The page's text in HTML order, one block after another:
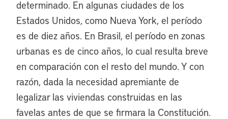
determinado. En algunas ciudades de los
Estados Unidos, como Nueva York, el período
es de diez años. En Brasil, el período en zonas
urbanas es de cinco años, lo cual resulta breve
en comparación con el resto del mundo. Y con
razón, dada la necesidad apremiante de
legalizar las viviendas construidas en las
favelas antes de que se firmara la Constitución.